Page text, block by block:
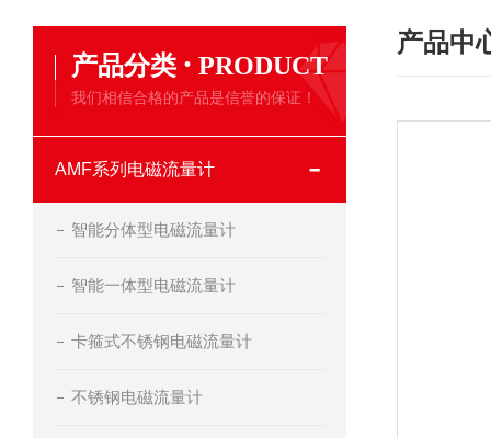
产品分类 · PRODUCT
我们相信合格的产品是信誉的保证！
AMF系列电磁流量计
智能分体型电磁流量计
智能一体型电磁流量计
卡箍式不锈钢电磁流量计
不锈钢电磁流量计
产品中